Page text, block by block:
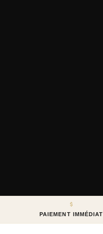
PAIEMENT IMMÉDIAT